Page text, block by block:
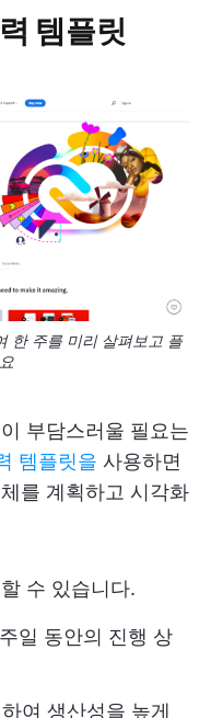
템플릿
한 주를 미리 살펴보고 플
부담스러울 필요는
템플릿을 사용하면
를 계획하고 시각화
수 있습니다.
일 동안의 진행 상
여 생산성을 높게